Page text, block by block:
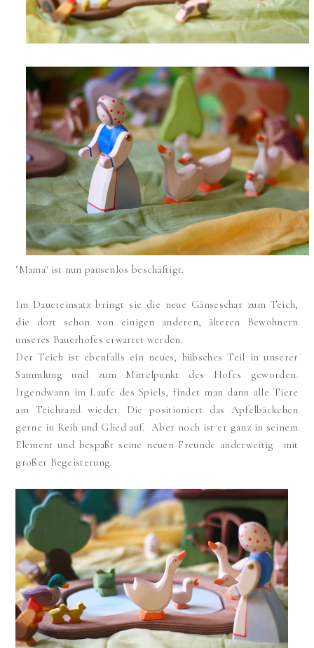
"Mama" ist nun pausenlos beschäftigt.
Im Dauereinsatz bringt sie die neue Gänseschar zum Teich,
die dort schon von einigen anderen, älteren Bewohnern
unseres Bauerhofes erwartet werden.
Der Teich ist ebenfalls ein neues, hübsches Teil in unserer
Sammlung und zum Mittelpunkt des Hofes geworden.
Irgendwann im Laufe des Spiels, findet man dann alle Tiere
am Teichrand wieder. Die positioniert das Apfelbäckchen
gerne in Reih und Glied auf. Aber noch ist er ganz in seinem
Element und bespaßt seine neuen Freunde anderweitig mit
großer Begeisterung.